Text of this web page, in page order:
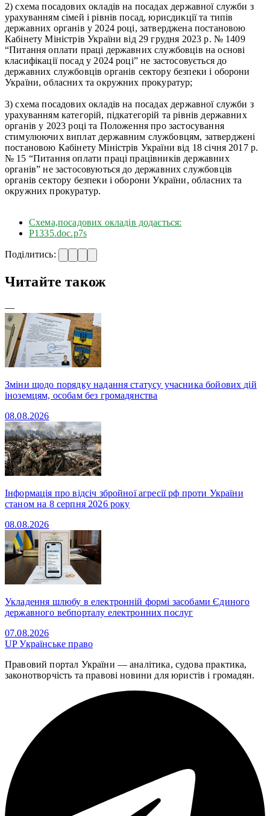
2) схема посадових окладів на посадах державної служби з
урахуванням сімей і рівнів посад, юрисдикції та типів
державних органів у 2024 році, затверджена постановою
Кабінету Міністрів України від 29 грудня 2023 р. № 1409
“Питання оплати праці державних службовців на основі
класифікації посад у 2024 році” не застосовується до
державних службовців органів сектору безпеки і оборони
України, обласних та окружних прокуратур;
3) схема посадових окладів на посадах державної служби з
урахуванням категорій, підкатегорій та рівнів державних
органів у 2023 році та Положення про застосування
стимулюючих виплат державним службовцям, затверджені
постановою Кабінету Міністрів України від 18 січня 2017 р.
№ 15 “Питання оплати праці працівників державних
органів” не застосовуються до державних службовців
органів сектору безпеки і оборони України, обласних та
окружних прокуратур.
Схема,посадових окладів додається:
Р1335.doc.p7s
Поділитись:
Читайте також
—
Зміни щодо порядку надання статусу учасника бойових дій
іноземцям, особам без громадянства
08.08.2026
Інформація про відсіч збройної агресії рф проти України
станом на 8 серпня 2026 року
08.08.2026
Укладення шлюбу в електронній формі засобами Єдиного
державного вебпорталу електронних послуг
07.08.2026
UPУкраїнське право
Правовий портал України — аналітика, судова практика,
законотворчість та правові новини для юристів і громадян.